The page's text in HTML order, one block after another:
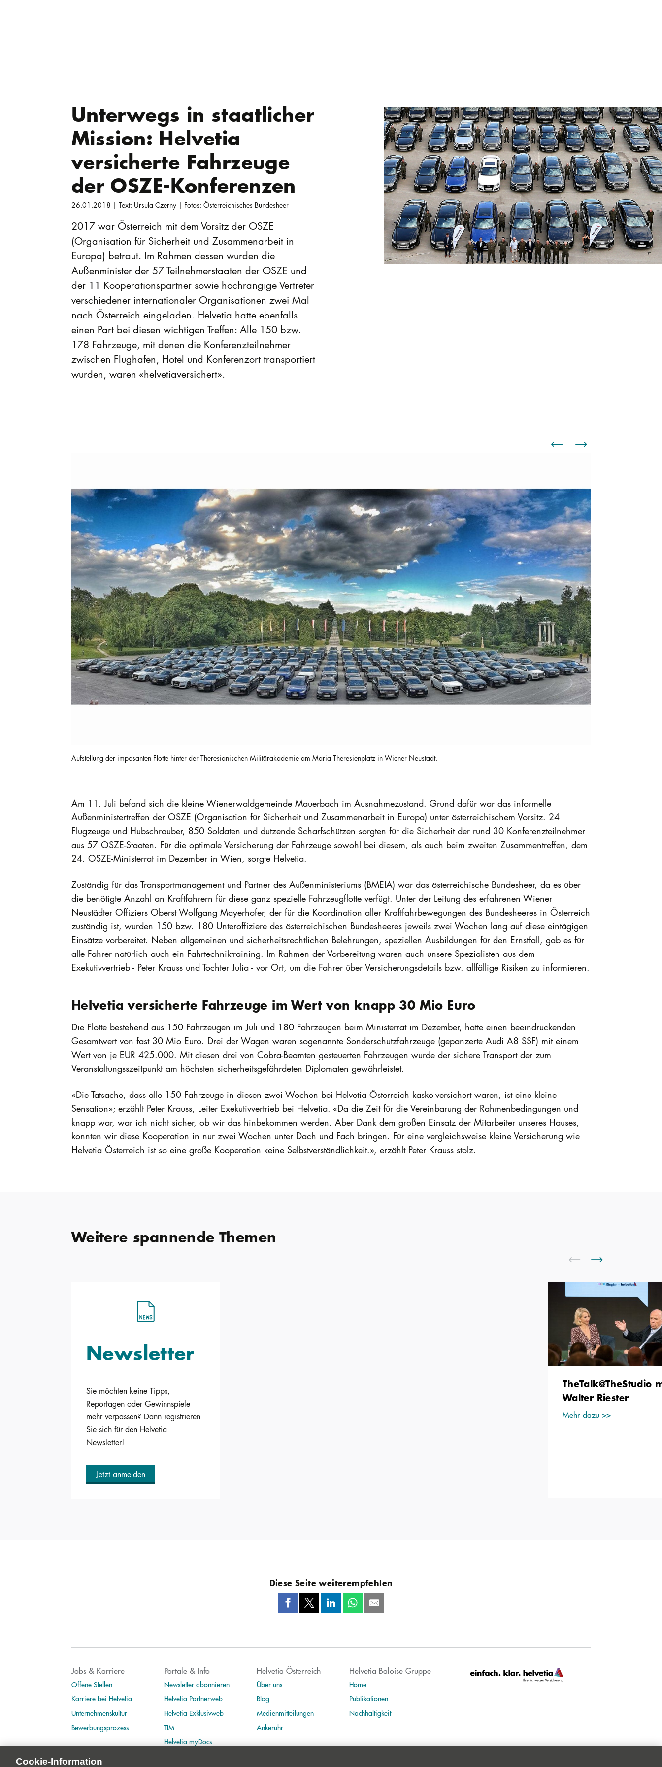
Unterwegs in staatlicher
Mission: Helvetia
versicherte Fahrzeuge
der OSZE-Konferenzen
26.01.2018 | Text: Ursula Czerny | Fotos: Österreichisches Bundesheer
2017 war Österreich mit dem Vorsitz der OSZE
(Organisation für Sicherheit und Zusammenarbeit in
Europa) betraut. Im Rahmen dessen wurden die
Außenminister der 57 Teilnehmerstaaten der OSZE und
der 11 Kooperationspartner sowie hochrangige Vertreter
verschiedener internationaler Organisationen zwei Mal
nach Österreich eingeladen. Helvetia hatte ebenfalls
einen Part bei diesen wichtigen Treffen: Alle 150 bzw.
178 Fahrzeuge, mit denen die Konferenzteilnehmer
zwischen Flughafen, Hotel und Konferenzort transportiert
wurden, waren «helvetiaversichert».
Aufstellung der imposanten Flotte hinter der Theresianischen Militärakademie am Maria Theresienplatz in Wiener Neustadt.
Am 11. Juli befand sich die kleine Wienerwaldgemeinde Mauerbach im Ausnahmezustand. Grund dafür war das informelle
Außenministertreffen der OSZE (Organisation für Sicherheit und Zusammenarbeit in Europa) unter österreichischem Vorsitz. 24
Flugzeuge und Hubschrauber, 850 Soldaten und dutzende Scharfschützen sorgten für die Sicherheit der rund 30 Konferenzteilnehmer
aus 57 OSZE-Staaten. Für die optimale Versicherung der Fahrzeuge sowohl bei diesem, als auch beim zweiten Zusammentreffen, dem
24. OSZE-Ministerrat im Dezember in Wien, sorgte Helvetia.
Zuständig für das Transportmanagement und Partner des Außenministeriums (BMEIA) war das österreichische Bundesheer, da es über
die benötigte Anzahl an Kraftfahrern für diese ganz spezielle Fahrzeugflotte verfügt. Unter der Leitung des erfahrenen Wiener
Neustädter Offiziers Oberst Wolfgang Mayerhofer, der für die Koordination aller Kraftfahrbewegungen des Bundesheeres in Österreich
zuständig ist, wurden 150 bzw. 180 Unteroffiziere des österreichischen Bundesheeres jeweils zwei Wochen lang auf diese eintägigen
Einsätze vorbereitet. Neben allgemeinen und sicherheitsrechtlichen Belehrungen, speziellen Ausbildungen für den Ernstfall, gab es für
alle Fahrer natürlich auch ein Fahrtechniktraining. Im Rahmen der Vorbereitung waren auch unsere Spezialisten aus dem
Exekutivvertrieb - Peter Krauss und Tochter Julia - vor Ort, um die Fahrer über Versicherungsdetails bzw. allfällige Risiken zu informieren.
Helvetia versicherte Fahrzeuge im Wert von knapp 30 Mio Euro
Die Flotte bestehend aus 150 Fahrzeugen im Juli und 180 Fahrzeugen beim Ministerrat im Dezember, hatte einen beeindruckenden
Gesamtwert von fast 30 Mio Euro. Drei der Wagen waren sogenannte Sonderschutzfahrzeuge (gepanzerte Audi A8 SSF) mit einem
Wert von je EUR 425.000. Mit diesen drei von Cobra-Beamten gesteuerten Fahrzeugen wurde der sichere Transport der zum
Veranstaltungsszeitpunkt am höchsten sicherheitsgefährdeten Diplomaten gewährleistet.
«Die Tatsache, dass alle 150 Fahrzeuge in diesen zwei Wochen bei Helvetia Österreich kasko-versichert waren, ist eine kleine
Sensation»; erzählt Peter Krauss, Leiter Exekutivvertrieb bei Helvetia. «Da die Zeit für die Vereinbarung der Rahmenbedingungen und
knapp war, war ich nicht sicher, ob wir das hinbekommen werden. Aber Dank dem großen Einsatz der Mitarbeiter unseres Hauses,
konnten wir diese Kooperation in nur zwei Wochen unter Dach und Fach bringen. Für eine vergleichsweise kleine Versicherung wie
Helvetia Österreich ist so eine große Kooperation keine Selbstverständlichkeit.», erzählt Peter Krauss stolz.
Weitere spannende Themen
Newsletter
Sie möchten keine Tipps,
Reportagen oder Gewinnspiele
mehr verpassen? Dann registrieren
Sie sich für den Helvetia
Newsletter!
Jetzt anmelden
TheTalk@TheStudio
Walter Riester
Mehr dazu >>
Diese Seite weiterempfehlen
Jobs & Karriere
Offene Stellen
Karriere bei Helvetia
Unternehmenskultur
Bewerbungsprozess
Portale & Info
Newsletter abonnieren
Helvetia Partnerweb
Helvetia Exklusivweb
TIM
Helvetia myDocs
Helvetia Österreich
Über uns
Blog
Medienmitteilungen
Ankeruhr
Helvetia Baloise Gruppe
Home
Publikationen
Nachhaltigkeit
Cookie-Information